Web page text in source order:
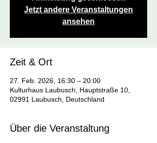
Jetzt andere Veranstaltungen
ansehen
Zeit & Ort
27. Feb. 2026, 16:30 – 20:00
Kulturhaus Laubusch, Hauptstraße 10,
02991 Laubusch, Deutschland
Über die Veranstaltung